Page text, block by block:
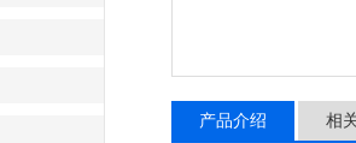
产品介绍 相